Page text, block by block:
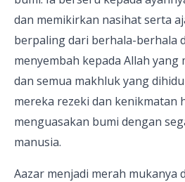
dan memikirkan nasihat serta
berpaling dari berhala-berhala
menyembah kepada Allah yang
dan semua makhluk yang
mereka rezeki dan kenikmatan
menguasakan bumi dengan
manusia.
Aazar menjadi merah mukanya